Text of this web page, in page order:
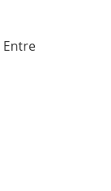
Entre